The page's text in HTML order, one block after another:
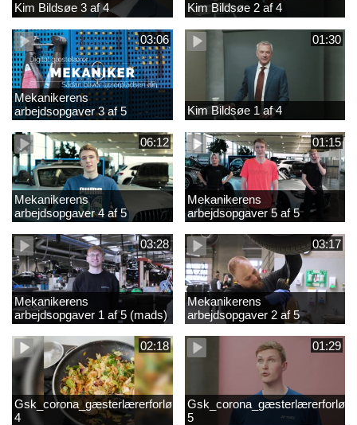
Kim Bildsøe 3 af 4 Kim Bildsøe 2 af 4
03:06
Mekanikerens
arbejdsopgaver 3 af 5
(lærepladssøgning)
01:30
Kim Bildsøe 1 af 4
06:12
Mekanikerens
arbejdsopgaver 4 af 5
(Frederik Vesti)
01:15
Mekanikerens
arbejdsopgaver 5 af 5
(Frederik Vesti)
03:28
Mekanikerens
arbejdsopgaver 1 af 5 (mads)
03:17
Mekanikerens
arbejdsopgaver 2 af 5
(magnus)
02:18
Gsk_corona_gæsterlærerforløb_Axelsen_del
4
01:29
5